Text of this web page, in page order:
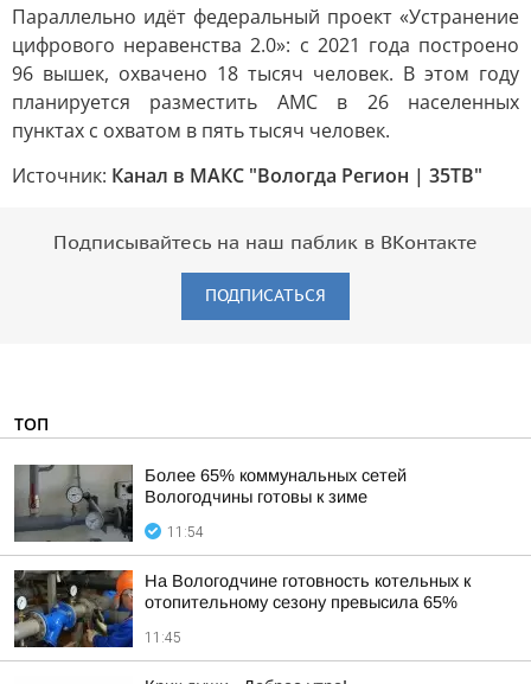
Параллельно идёт федеральный проект «Устранение
цифрового неравенства 2.0»: с 2021 года построено
96 вышек, охвачено 18 тысяч человек. В этом году
планируется разместить АМС в 26 населенных
пунктах с охватом в пять тысяч человек.
Источник: Канал в МАКС "Вологда Регион | 35ТВ"
Подписывайтесь на наш паблик в ВКонтакте
ПОДПИСАТЬСЯ
ТОП
Более 65% коммунальных сетей
Вологодчины готовы к зиме
11:54
На Вологодчине готовность котельных к
отопительному сезону превысила 65%
11:45